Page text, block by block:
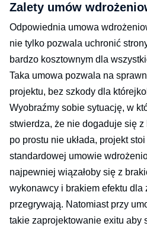
Zalety umów
Odpowiednia umowa
nie tylko pozwala uchronić
bardzo kosztownym dla
Taka umowa pozwala na
projektu, bez szkody dla
Wyobraźmy sobie sytuację, w
stwierdza, że nie dogaduje się z
po prostu nie układa, projekt
standardowej umowie
najpewniej wiązałoby się z
wykonawcy i brakiem efektu dla
przegrywają. Natomiast przy
takie zaprojektowanie exitu aby